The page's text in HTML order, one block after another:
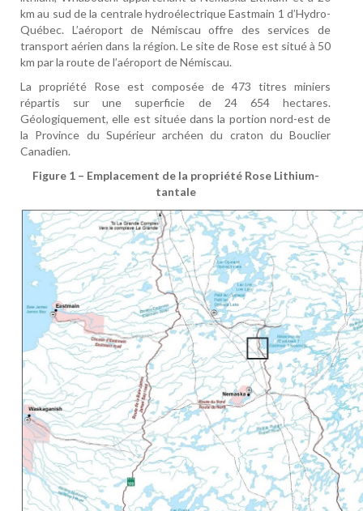
km au sud de la centrale hydroélectrique Eastmain 1 d’Hydro-
Québec. L’aéroport de Némiscau offre des services de
transport aérien dans la région. Le site de Rose est situé à 50
km par la route de l’aéroport de Némiscau.
La propriété Rose est composée de 473 titres miniers
répartis sur une superficie de 24 654 hectares.
Géologiquement, elle est située dans la portion nord-est de
la Province du Supérieur archéen du craton du Bouclier
Canadien.
Figure 1 – Emplacement de la propriété Rose Lithium-
tantale